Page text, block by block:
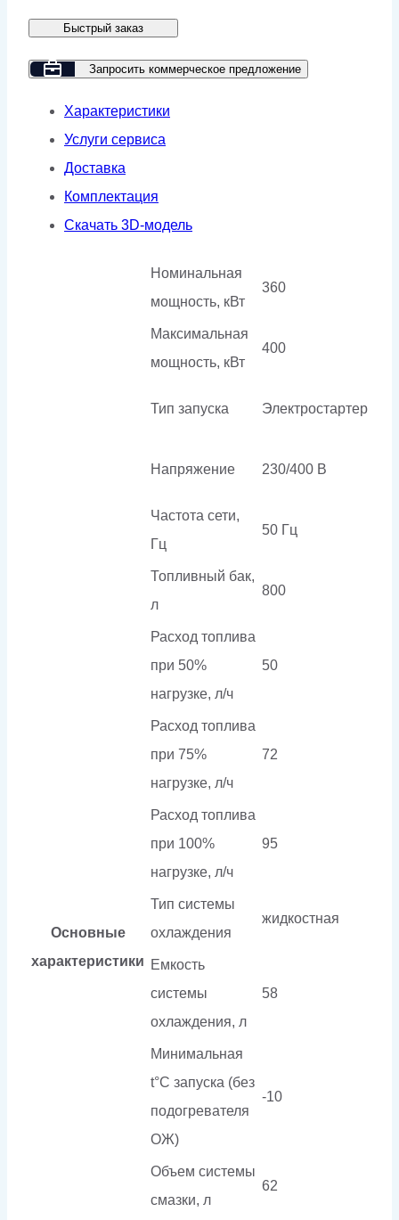
GMP
500PMC
кожухе
Быстрый заказ
Запросить коммерческое предложение
Характеристики
Услуги сервиса
Доставка
Комплектация
Скачать 3D-модель
Основные
характеристики
Номинальная
мощность, кВт
360
Максимальная
мощность, кВт
400
Тип запуска Электростартер
Напряжение 230/400 В
Частота сети,
Гц
50 Гц
Топливный бак,
л
800
Расход топлива
при 50%
нагрузке, л/ч
50
Расход топлива
при 75%
нагрузке, л/ч
72
Расход топлива
при 100%
нагрузке, л/ч
95
Тип системы
охлаждения
жидкостная
Емкость
системы
охлаждения, л
58
Минимальная
t°С запуска (без
подогревателя
ОЖ)
-10
Объем системы
смазки, л
62